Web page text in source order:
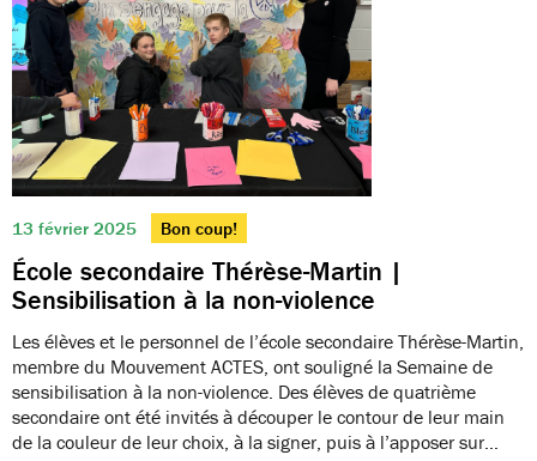
13 février 2025 Bon coup!
École secondaire Thérèse-Martin |
Sensibilisation à la non-violence
Les élèves et le personnel de l’école secondaire Thérèse-Martin,
membre du Mouvement ACTES, ont souligné la Semaine de
sensibilisation à la non-violence. Des élèves de quatrième
secondaire ont été invités à découper le contour de leur main
de la couleur de leur choix, à la signer, puis à l’apposer sur…